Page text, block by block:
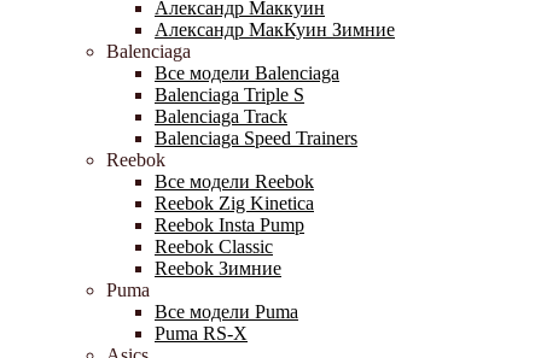
Александр Маккуин
Александр МакКуин Зимние
Balenciaga
Все модели Balenciaga
Balenciaga Triple S
Balenciaga Track
Balenciaga Speed Trainers
Reebok
Все модели Reebok
Reebok Zig Kinetica
Reebok Insta Pump
Reebok Classic
Reebok Зимние
Puma
Все модели Puma
Puma RS-X